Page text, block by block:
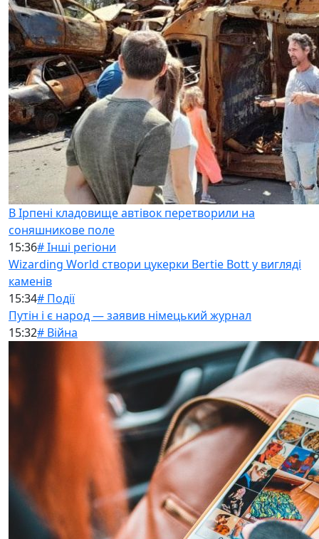
В Ірпені кладовище автівок перетворили на
соняшникове поле
15:36# Інші регіони
Wizarding World створи цукерки Bertie Bott у вигляді
каменів
15:34# Події
Путін і є народ — заявив німецький журнал
15:32# Війна